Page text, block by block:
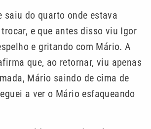
saiu do quarto onde estava
e que antes disso viu Igor
e gritando com Mário. A
que, ao retornar, viu apenas
Mário saindo de cima de
a ver o Mário esfaqueando